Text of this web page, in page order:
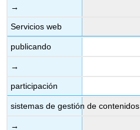
→
Servicios web
publicando
→
participación
sistemas de gestión de contenidos
→